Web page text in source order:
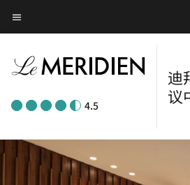
Skip
to
content
菜单文本
4.5
迪
议